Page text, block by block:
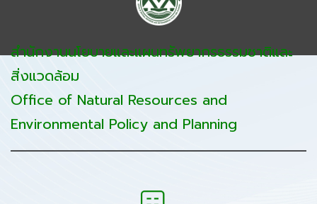
สำนักงานนโยบายและแผนทรัพยากรธรรมชาติและ
สิ่งแวดล้อม
Office of Natural Resources and
Environmental Policy and Planning